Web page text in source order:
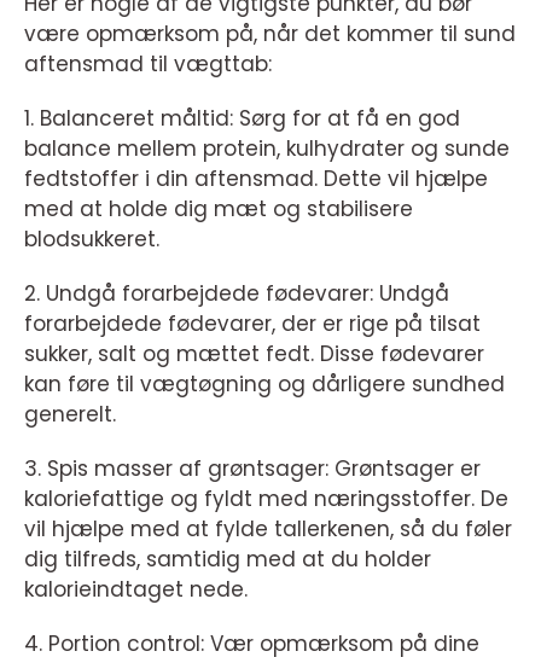
være opmærksom på, når det kommer til sund
aftensmad til vægttab:
1. Balanceret måltid: Sørg for at få en god
balance mellem protein, kulhydrater og sunde
fedtstoffer i din aftensmad. Dette vil hjælpe
med at holde dig mæt og stabilisere
blodsukkeret.
2. Undgå forarbejdede fødevarer: Undgå
forarbejdede fødevarer, der er rige på tilsat
sukker, salt og mættet fedt. Disse fødevarer
kan føre til vægtøgning og dårligere sundhed
generelt.
3. Spis masser af grøntsager: Grøntsager er
kaloriefattige og fyldt med næringsstoffer. De
vil hjælpe med at fylde tallerkenen, så du føler
dig tilfreds, samtidig med at du holder
kalorieindtaget nede.
4. Portion control: Vær opmærksom på dine